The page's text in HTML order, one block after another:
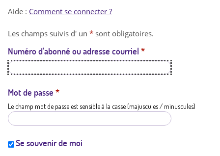
t
a
t
i
Aide : Comment se connecter ?
Les champs suivis d' un * sont obligatoires.
Numéro d'abonné ou adresse courriel *
Mot de passe *
Le champ mot de passe est sensible à la casse (majuscules / minuscules)
Se souvenir de moi